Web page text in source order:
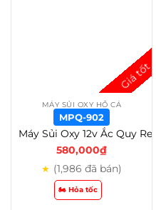
MÁY SỦI OXY HỒ CÁ
MPQ-902
580,000₫
★ (1,986 đã bán)
🏍️ Hỏa tốc